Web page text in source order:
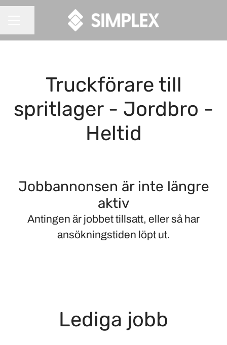
Truckförare till
spritlager - Jordbro -
Heltid
Jobbannonsen är inte längre
aktiv
Antingen är jobbet tillsatt, eller så har
ansökningstiden löpt ut.
Lediga jobb